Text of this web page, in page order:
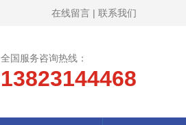
在线留言 | 联系我们
全国服务咨询热线：
13823144468